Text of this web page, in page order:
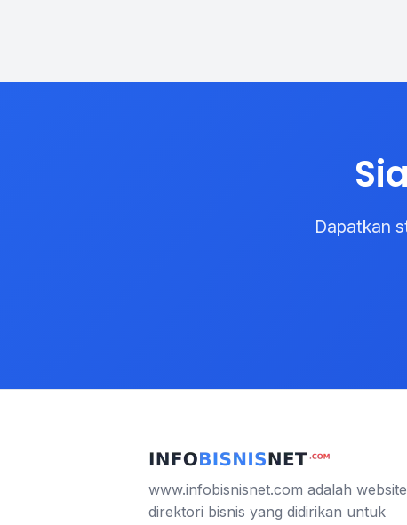
Dapatkan
www.infobisnisnet.com adalah website
direktori bisnis yang didirikan untuk